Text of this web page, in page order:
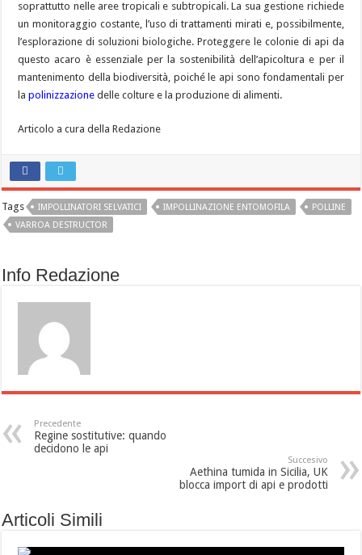
soprattutto nelle aree tropicali e subtropicali. La sua gestione richiede
un monitoraggio costante, l’uso di trattamenti mirati e, possibilmente,
l’esplorazione di soluzioni biologiche. Proteggere le colonie di api da
questo acaro è essenziale per la sostenibilità dell’apicoltura e per il
mantenimento della biodiversità, poiché le api sono fondamentali per
lapolinizzazione delle colture e la produzione di alimenti.
Articolo a cura della Redazione
Tags IMPOLLINATORI SELVATICI IMPOLLINAZIONE ENTOMOFILA
POLLINE
VARROA DESTRUCTOR
Info Redazione
Precedente
Regine sostitutive: quando
decidono le api
Succesivo
Aethina tumida in Sicilia, UK
blocca import di api e prodotti
Articoli Simili